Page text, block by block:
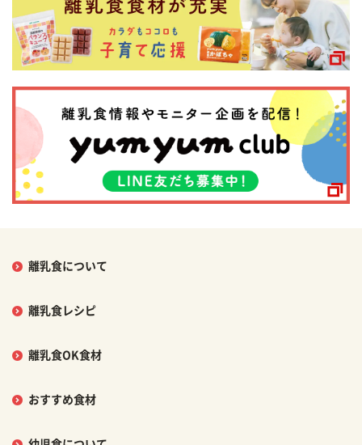
離乳食について
離乳食レシピ
離乳食OK食材
おすすめ食材